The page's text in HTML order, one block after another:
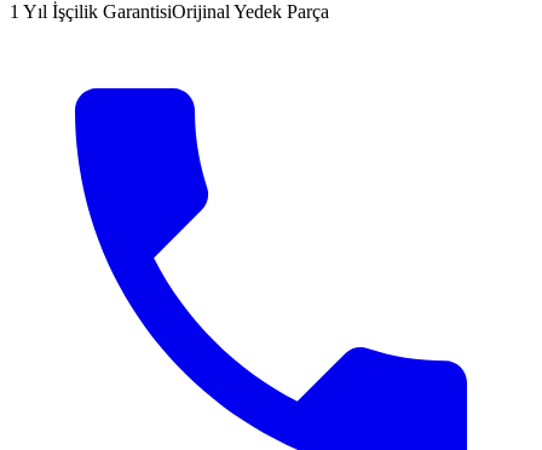
1 Yıl İşçilik GarantisiOrijinal Yedek Parça